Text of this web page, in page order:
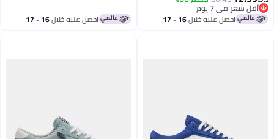
أقل سعر في 7 يوم
أقل سعر في 7 يوماحصل عليه خلال 16 - 17 احصل عليه خلال 16 - 17